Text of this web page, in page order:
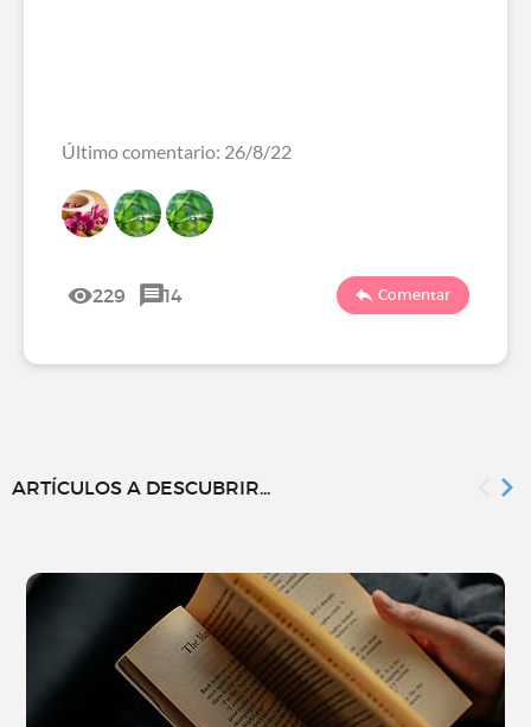
Último comentario: 26/8/22
229 14 Comentar
ARTÍCULOS A DESCUBRIR...